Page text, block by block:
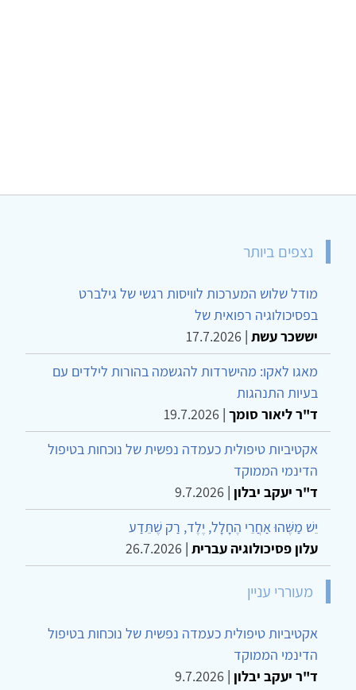
נצפים ביותר
מודל שלוש המערכות לוויסות רגשי של גילברט
בפסיכולוגיה רפואית של
יששכר עשת|
17.7.2026
מאגו לאקו: מהישרדות להגשמה בהורות לילדים עם
בעיות התנהגות
ד"ר ליאור סומך|
19.7.2026
אקטיביות טיפולית כעמדה נפשית של נוכחות בטיפול
הדינמי הממוקד
ד"ר יעקב יבלון|
9.7.2026
יֵשׁ מַשֶּׁהוּ אַחֲרֵי הֶחָלָל, יֶלֶד, רַק שֶׁתֵּדַע
עלון פסיכולוגיה עברית|
26.7.2026
מעוררי עניין
אקטיביות טיפולית כעמדה נפשית של נוכחות בטיפול
הדינמי הממוקד
ד"ר יעקב יבלון|
9.7.2026